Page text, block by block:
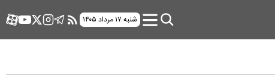
شنبه ۱۷ مرداد ۱۴۰۵